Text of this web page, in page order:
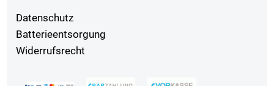
Datenschutz
Batterieentsorgung
Widerrufsrecht